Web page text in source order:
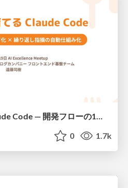
使いながら育てる Claude Code — 開発フローの1コマンド化 × 繰り返し指摘の自動仕組み化
0 1.7k